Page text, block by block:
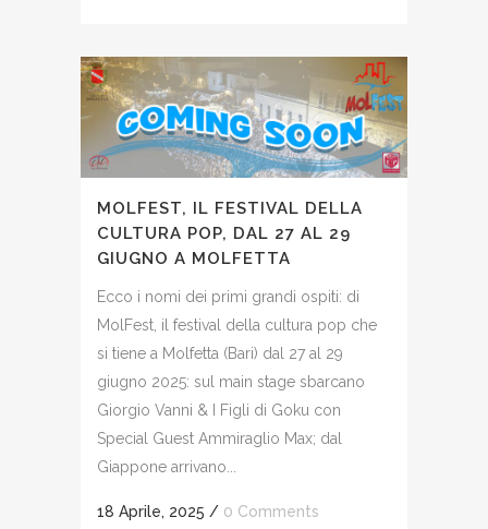
MOLFEST, IL FESTIVAL DELLA
CULTURA POP, DAL 27 AL 29
GIUGNO A MOLFETTA
Ecco i nomi dei primi grandi ospiti: di
MolFest, il festival della cultura pop che
si tiene a Molfetta (Bari) dal 27 al 29
giugno 2025: sul main stage sbarcano
Giorgio Vanni & I Figli di Goku con
Special Guest Ammiraglio Max; dal
Giappone arrivano...
18 Aprile, 2025 / 0 Comments